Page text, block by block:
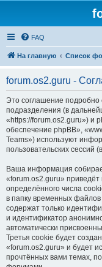
FAQ
На главную Список
forum.os2.guru -
Это соглашение подробно
подразделения (в
«https://forum.os2.guru») и
обеспечение phpBB»,
Teams») используют
пользовательских
Ваша информация
«forum.os2.guru»
определённого числа
в папку временных
содержат только
и идентификатор
автоматически
Третья cookie будет
«forum.os2.guru» и будет
прочтённых вами темах,